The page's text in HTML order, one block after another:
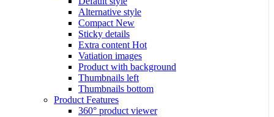
Alternative style
Compact New
Sticky details
Extra content Hot
Vatiation images
Product with background
Thumbnails left
Thumbnails bottom
Product Features
360° product viewer